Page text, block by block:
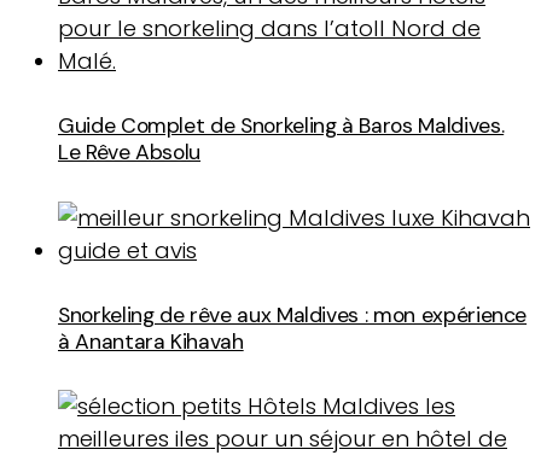
Guide Complet de Snorkeling à Baros Maldives.
Le Rêve Absolu
Snorkeling de rêve aux Maldives : mon expérience
à Anantara Kihavah